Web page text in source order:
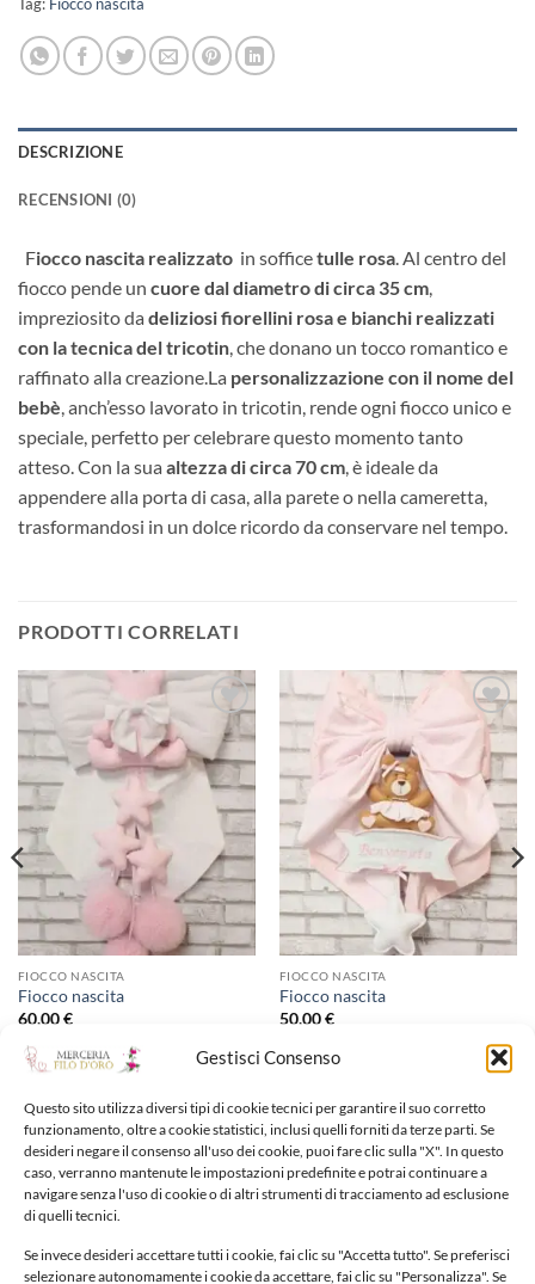
Gestisci Consenso
Questo sito utilizza diversi tipi di cookie tecnici per garantire il suo corretto
funzionamento, oltre a cookie statistici, inclusi quelli forniti da terze parti. Se
desideri negare il consenso all'uso dei cookie, puoi fare clic sulla "X". In questo
caso, verranno mantenute le impostazioni predefinite e potrai continuare a
navigare senza l'uso di cookie o di altri strumenti di tracciamento ad esclusione
di quelli tecnici.
Se invece desideri accettare tutti i cookie, fai clic su "Accetta tutto". Se preferisci
selezionare autonomamente i cookie da accettare, fai clic su "Personalizza". Se
DESCRIZIONE
RECENSIONI (0)
Fiocco nascita realizzato in sofficetulle rosa . Al centro del
fiocco pende un cuore dal diametro di circa 35 cm
impreziosito da deliziosi fiorellini rosa e bianchi realizzati
con la tecnica del tricotin , che donano un tocco romantico e
raffinato alla creazione.La personalizzazione con il nome del
bebè , anch’esso lavorato in tricotin, rende ogni fiocco unico e
speciale, perfetto per celebrare questo momento tanto
atteso. Con la sua altezza di circa 70 cm , è ideale da
appendere alla porta di casa, alla parete o nella cameretta,
trasformandosi in un dolce ricordo da conservare nel tempo.
PRODOTTI CORRELATI
Aggiungi
alla lista
dei
desideri
FIOCCO NASCITA
Fiocco nascita
60,00€
Aggiungi alla lista dei
desideri
Aggiungi
alla lista
dei
desideri
FIOCCO NASCITA
Fiocco nascita
50,00€
Aggiungi alla lista dei
desideri